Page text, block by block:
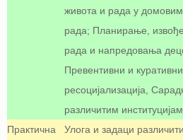
живота и рада у
рада; Планирање,
рада и напредовања
Превентивни и
ресоцијализација,
различитим
Практична
Улога и задаци